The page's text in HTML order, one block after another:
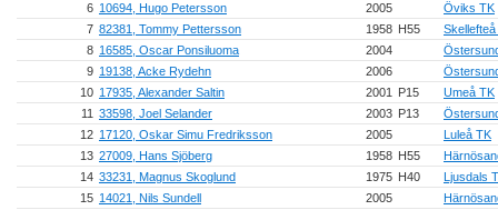
6 10694, Hugo Petersson 2005
Öviks TK
7 82381, Tommy Pettersson 1958 H55
8 16585, Oscar Ponsiluoma 2004
9 19138, Acke Rydehn 2006
10 17935, Alexander Saltin 2001 P15
Umeå TK
11 33598, Joel Selander 2003 P13
12 17120, Oskar Simu Fredriksson 2005
Luleå TK
13 27009, Hans Sjöberg 1958 H55
14 33231, Magnus Skoglund 1975 H40
Ljusdals
15 14021, Nils Sundell 2005